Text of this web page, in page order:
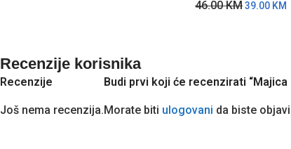
46.00KM39.00 KM
Recenzije korisnika
Recenzije
Još nema recenzija.
Budi prvi koji će recenzirati
Morate biti ulogovani da biste